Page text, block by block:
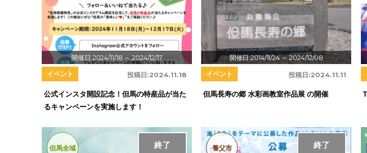
開催日:2024/11/18 ～ 2024/12/17
投稿日:2024.11.18
イベント
公式インスタ開設記念！但馬の特産品が当た
るキャンペーンを実施します！
開催日:2014/11/24～ 2024/12/08
投稿日:2024.11.11
イベント
但馬長寿の郷 水彩画教室作品展 の開催
終了
但馬全域 終了
養父市